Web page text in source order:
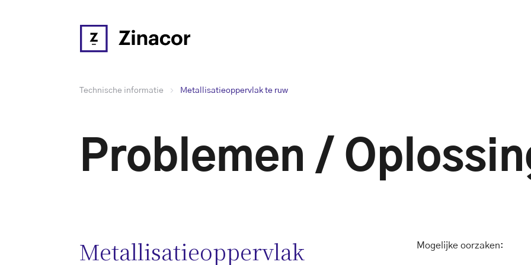
Problemen /
Technische informatie Metallisatieoppervlak te ruw
Metallisatieoppervlak
Mogelijke oorzaken: